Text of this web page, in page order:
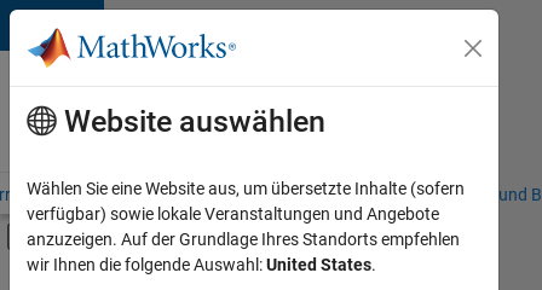
Weiter zum Inhalt
Karriere
bei
MathWorks
– Übersicht Stellensuche Niederlassungen Studierende und
Umschaltung für Off-Canvas-
Hauptinhalt
Website auswählen
Wählen Sie eine Website aus, um übersetzte Inhalte (sofern
verfügbar) sowie lokale Veranstaltungen und Angebote
anzuzeigen. Auf der Grundlage Ihres Standorts empfehlen
wir Ihnen die folgende Auswahl:United States.